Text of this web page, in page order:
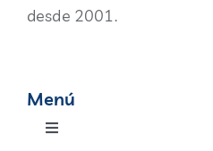
desde 2001.
Menú
Toggle